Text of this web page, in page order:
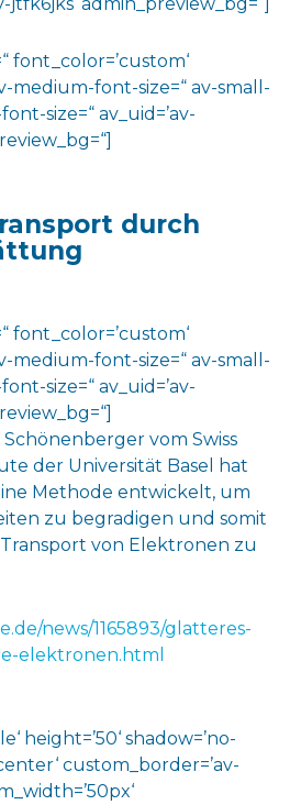
font_color=’custom‘
medium-font-size=“ av-small-
size=“ av_uid=’av-
durch
font_color=’custom‘
medium-font-size=“ av-small-
size=“ av_uid=’av-
vom Swiss
der Universität Basel hat
Methode entwickelt, um
zu begradigen und somit
von Elektronen zu
news/1165893/glatteres-
elektronen.html
height=’50‘ shadow=’no-
custom_border=’av-